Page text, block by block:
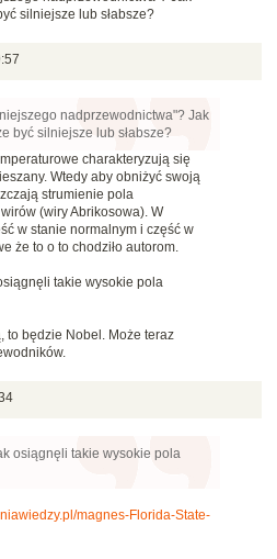
silniejsze lub słabsze?
nadprzewodnictwa"? Jak
być silniejsze lub słabsze?
charakteryzują się
Wtedy aby obniżyć swoją
strumienie pola
(wiry Abrikosowa). W
w stanie normalnym i część w
że to o to chodziło autorom.
takie wysokie pola
to będzie Nobel. Może teraz
osiągnęli takie wysokie pola
magnes-Florida-State-